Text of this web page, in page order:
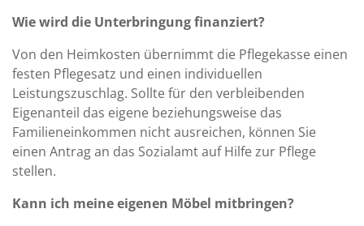
Wie wird die Unterbringung finanziert?
Von den Heimkosten übernimmt die Pflegekasse einen
festen Pflegesatz und einen individuellen
Leistungszuschlag. Sollte für den verbleibenden
Eigenanteil das eigene beziehungsweise das
Familieneinkommen nicht ausreichen, können Sie
einen Antrag an das Sozialamt auf Hilfe zur Pflege
stellen.
Kann ich meine eigenen Möbel mitbringen?